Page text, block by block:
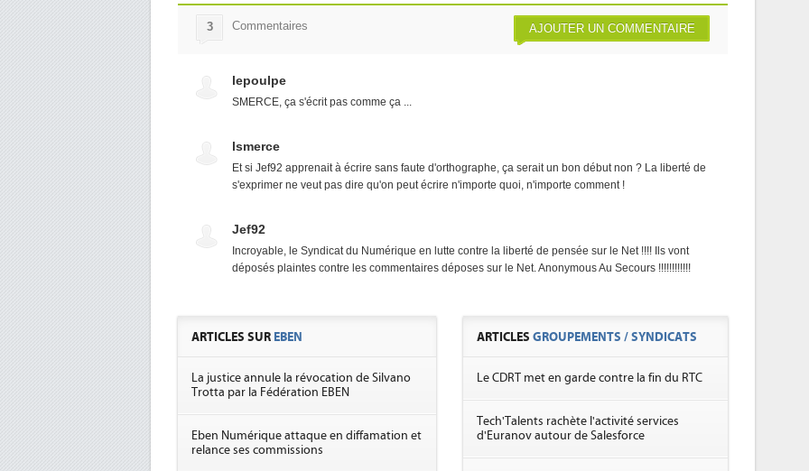
AJOUTER UN COMMENTAIRE
3 Commentaires
lepoulpe
SMERCE, ça s'écrit pas comme ça ...
lsmerce
Et si Jef92 apprenait à écrire sans faute d'orthographe, ça serait un bon début non ? La liberté de
s'exprimer ne veut pas dire qu'on peut écrire n'importe quoi, n'importe comment !
Jef92
Incroyable, le Syndicat du Numérique en lutte contre la liberté de pensée sur le Net !!!! Ils vont
déposés plaintes contre les commentaires déposes sur le Net. Anonymous Au Secours !!!!!!!!!!!!
ARTICLES SUR EBEN
La justice annule la révocation de Silvano
Trotta par la Fédération EBEN
Eben Numérique attaque en diffamation et
relance ses commissions
ARTICLESGROUPEMENTS / SYNDICATS
Le CDRT met en garde contre la fin du RTC
Tech'Talents rachète l'activité services
d'Euranov autour de Salesforce